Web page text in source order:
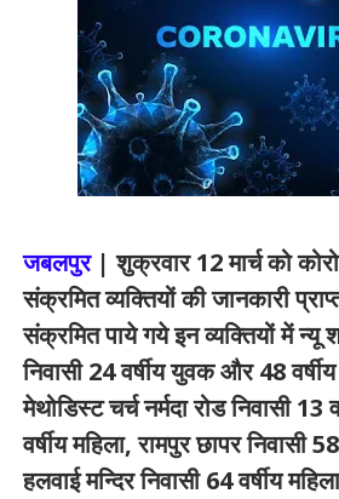
जबलपुर| शुक्रवार 12 मार्च को
संक्रमित व्यक्तियों की जानकारी
संक्रमित पाये गये इन व्यक्तियों में न्यू
निवासी 24 वर्षीय युवक और 48
मेथोडिस्ट चर्च नर्मदा रोड निवासी
वर्षीय महिला, रामपुर छापर निवासी
हलवाई मन्दिर निवासी 64 वर्षीय